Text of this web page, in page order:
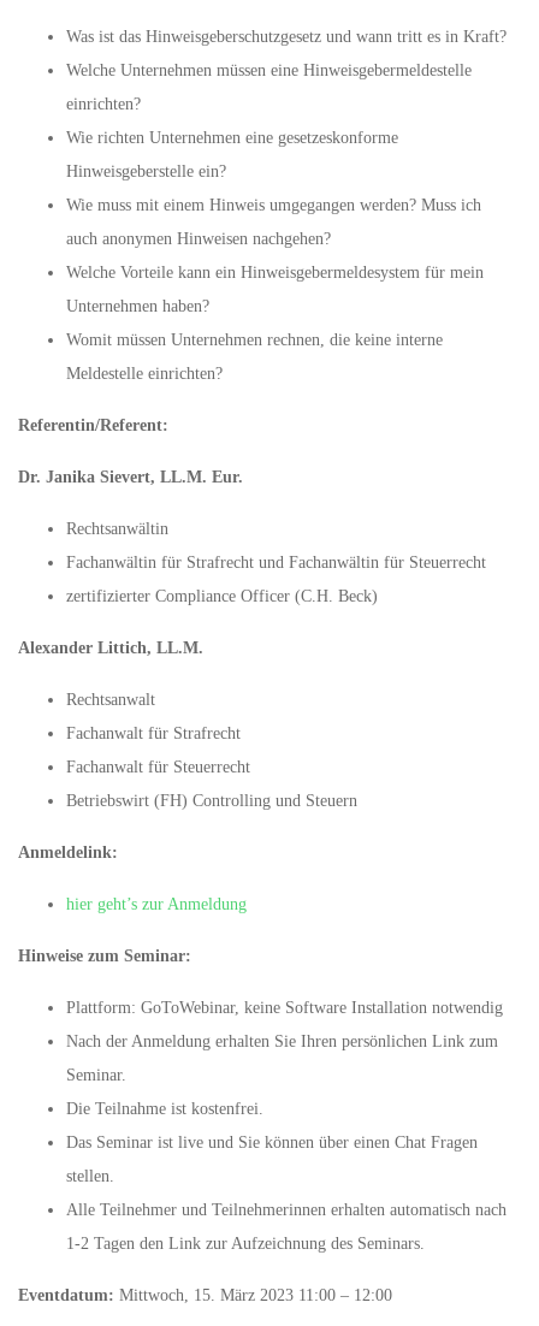
Was ist das Hinweisgeberschutzgesetz und wann tritt es in Kraft?
Welche Unternehmen müssen eine Hinweisgebermeldestelle
einrichten?
Wie richten Unternehmen eine gesetzeskonforme
Hinweisgeberstelle ein?
Wie muss mit einem Hinweis umgegangen werden? Muss ich
auch anonymen Hinweisen nachgehen?
Welche Vorteile kann ein Hinweisgebermeldesystem für mein
Unternehmen haben?
Womit müssen Unternehmen rechnen, die keine interne
Meldestelle einrichten?
Referentin/Referent:
Dr. Janika Sievert, LL.M. Eur.
Rechtsanwältin
Fachanwältin für Strafrecht und Fachanwältin für Steuerrecht
zertifizierter Compliance Officer (C.H. Beck)
Alexander Littich, LL.M.
Rechtsanwalt
Fachanwalt für Strafrecht
Fachanwalt für Steuerrecht
Betriebswirt (FH) Controlling und Steuern
Anmeldelink:
hier geht’s zur Anmeldung
Hinweise zum Seminar:
Plattform: GoToWebinar, keine Software Installation notwendig
Nach der Anmeldung erhalten Sie Ihren persönlichen Link zum
Seminar.
Die Teilnahme ist kostenfrei.
Das Seminar ist live und Sie können über einen Chat Fragen
stellen.
Alle Teilnehmer und Teilnehmerinnen erhalten automatisch nach
1-2 Tagen den Link zur Aufzeichnung des Seminars.
Eventdatum: Mittwoch, 15. März 2023 11:00 – 12:00